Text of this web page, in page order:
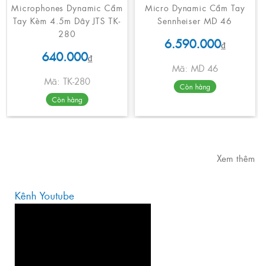
Microphones Dynamic Cầm
Tay Kèm 4.5m Dây JTS TK-
280
640.000₫
Mã: TK-280
Còn hàng
Micro Dynamic Cầm Tay
Sennheiser MD 46
6.590.000₫
Mã: MD 46
Còn hàng
Xem thêm
Kênh Youtube